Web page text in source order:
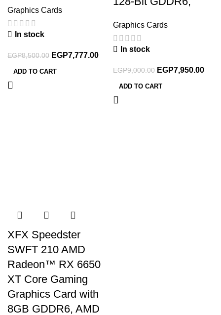
Graphics Cards
In stock
EGP8,500.00 EGP7,777.00
ADD TO CART
Graphics Cards
In stock
EGP9,000.00 EGP7,950.00
ADD TO CART
XFX Speedster
SWFT 210 AMD
Radeon™ RX 6650
XT Core Gaming
Graphics Card with
8GB GDDR6, AMD